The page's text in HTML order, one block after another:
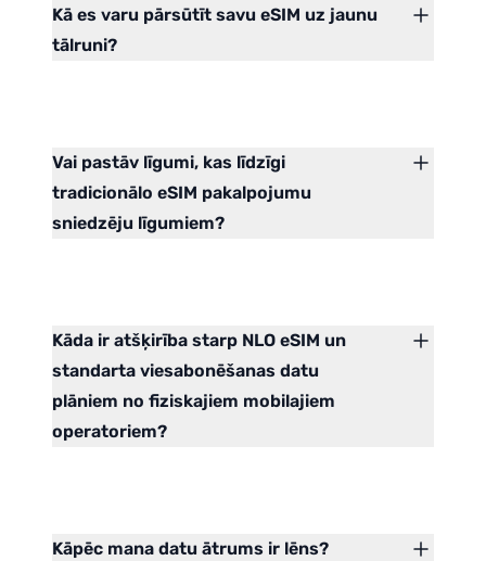
Kā es varu pārsūtīt savu eSIM uz jaunu
tālruni?
Vai pastāv līgumi, kas līdzīgi
tradicionālo eSIM pakalpojumu
sniedzēju līgumiem?
Kāda ir atšķirība starp NLO eSIM un
standarta viesabonēšanas datu
plāniem no fiziskajiem mobilajiem
operatoriem?
Kāpēc mana datu ātrums ir lēns?